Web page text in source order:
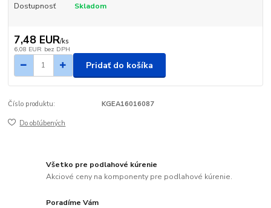
Dostupnosť Skladom
7,48 EUR/ks
6,08 EUR bez DPH
Pridať do košíka
Číslo produktu: KGEA16016087
Do obľúbených
Všetko pre podlahové kúrenie
Akciové ceny na komponenty pre podlahové kúrenie.
Poradíme Vám